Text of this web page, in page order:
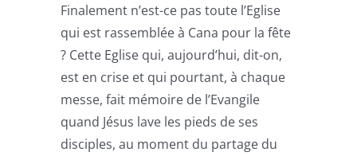
Finalement n’est-ce pas toute l’Eglise
qui est rassemblée à Cana pour la fête
? Cette Eglise qui, aujourd’hui, dit-on,
est en crise et qui pourtant, à chaque
messe, fait mémoire de l’Evangile
quand Jésus lave les pieds de ses
disciples, au moment du partage du